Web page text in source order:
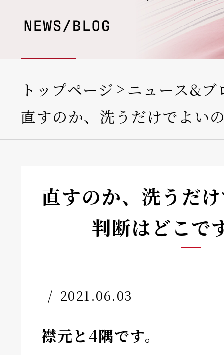
トップページ
ニュース&ブ
直すのか、洗うだけでよい
直すのか、洗うだ
判断はどこで
2021.06.03
襟元と4隅です。